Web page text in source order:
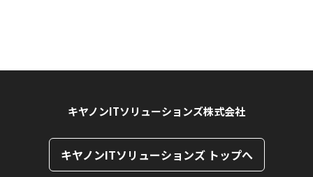
キヤノンITソリューションズ株式会社
キヤノンITソリューションズ トップへ